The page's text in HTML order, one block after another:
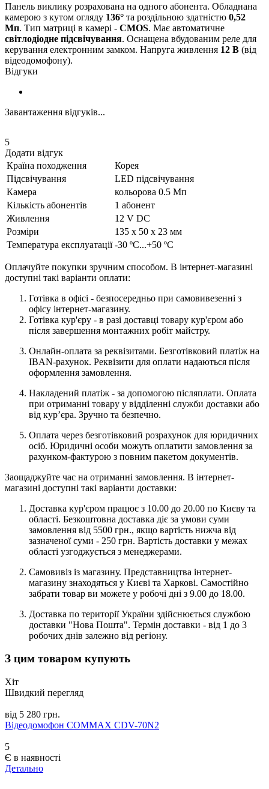
Панель виклику розрахована на одного абонента. Обладнана
камерою з кутом огляду 136° та роздільною здатністю 0,52
Мп. Тип матриці в камері - CMOS. Має автоматичне
світлодіодне підсвічування. Оснащена вбудованим реле для
керування електронним замком. Напруга живлення 12 В (від
відеодомофону).
Відгуки
Завантаження відгуків...
5
Додати відгук
Країна походження
Корея
Підсвічування
LED підсвічування
Камера
кольорова 0.5 Мп
Кількість абонентів
1 абонент
Живлення
12 V DC
Розміри
135 х 50 х 23 мм
Температура експлуатації -30 ºC...+50 ºC
Оплачуйте покупки зручним способом. В інтернет-магазині
доступні такі варіанти оплати:
Готівка в офісі - безпосередньо при самовивезенні з
офісу інтернет-магазину.
Готівка кур'єру - в разі доставці товару кур'єром або
після завершення монтажних робіт майстру.
Онлайн-оплата за реквізитами. Безготівковий платіж на
IBAN-рахунок. Реквізити для оплати надаються після
оформлення замовлення.
Накладений платіж - за допомогою післяплати. Оплата
при отриманні товару у відділенні служби доставки або
від кур’єра. Зручно та безпечно.
Оплата через безготівковий розрахунок для юридичних
осіб. Юридичні особи можуть оплатити замовлення за
рахунком-фактурою з повним пакетом документів.
Заощаджуйте час на отриманні замовлення. В інтернет-
магазині доступні такі варіанти доставки:
Доставка кур'єром працює з 10.00 до 20.00 по Києву та
області. Безкоштовна доставка діє за умови суми
замовлення від 5500 грн., якщо вартість нижча від
зазначеної суми - 250 грн. Вартість доставки у межах
області узгоджується з менеджерами.
Самовивіз із магазину. Представництва інтернет-
магазину знаходяться у Києві та Харкові. Самостійно
забрати товар ви можете у робочі дні з 9.00 до 18.00.
Доставка по території України здійснюється службою
доставки "Нова Пошта". Термін доставки - від 1 до 3
робочих днів залежно від регіону.
З цим товаром купують
Хіт
Швидкий перегляд
від 5 280 грн.
Відеодомофон COMMAX CDV-70N2
5
Є в наявності
Детально